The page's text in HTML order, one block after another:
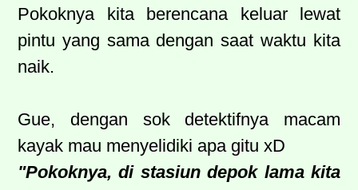
Pokoknya kita berencana keluar lewat
pintu yang sama dengan saat waktu kita
naik.
Gue, dengan sok detektifnya macam
kayak mau menyelidiki apa gitu xD
"Pokoknya, di stasiun depok lama kita